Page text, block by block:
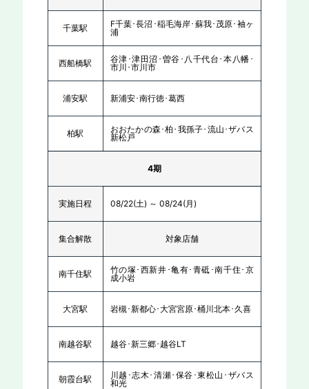
千葉駅
F千葉･長沼･稲毛海岸･蘇我･茂原･袖ヶ
浦
西船橋駅
谷津･津田沼･曽谷･八千代台･本八幡･
市川･市川市
浦安駅 新浦安･南行徳･葛西
柏駅
おおたかの森･柏･我孫子･流山･ザバス
新松戸
4期
実施日程 08/22(土) ～ 08/24(月)
集合解散 対象店舗
南千住駅
竹の塚･西新井･亀有･青砥･南千住･京
成小岩
大宮駅 岩槻･新都心･大宮宮原･桶川北本･久喜
南越谷駅 越谷･新三郷･越谷LT
朝霞台駅
川越･志木･清瀬･保谷･東松山･ザバス
和光